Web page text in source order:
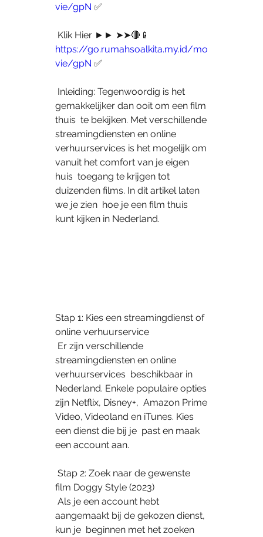
vie/gpN ✅
https://go.rumahsoalkita.my.id/mo
vie/gpN ✅
gemakkelijker dan ooit om een film
thuis  te bekijken. Met verschillende
streamingdiensten en online
verhuurservices is het mogelijk om
vanuit het comfort van je eigen
huis  toegang te krijgen tot
duizenden films. In dit artikel laten
we je zien  hoe je een film thuis
kunt kijken in Nederland.
Stap 1: Kies een streamingdienst of
online verhuurservice
streamingdiensten en online
verhuurservices  beschikbaar in
Nederland. Enkele populaire opties
zijn Netflix, Disney+,  Amazon Prime
Video, Videoland en iTunes. Kies
een dienst die bij je  past en maak
een account aan.
film Doggy Style (2023)
aangemaakt bij de gekozen dienst,
kun je  beginnen met het zoeken